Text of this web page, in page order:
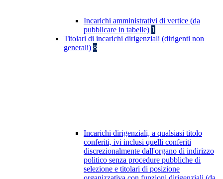
Incarichi amministrativi di vertice (da
pubblicare in tabelle) 1
Titolari di incarichi dirigenziali (dirigenti non
generali) 8
Incarichi dirigenziali, a qualsiasi titolo
conferiti, ivi inclusi quelli conferiti
discrezionalmente dall'organo di indirizzo
politico senza procedure pubbliche di
selezione e titolari di posizione